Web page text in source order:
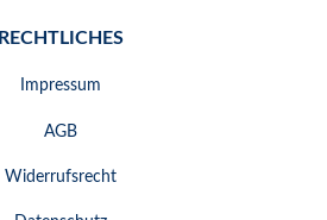
RECHTLICHES
Impressum
AGB
Widerrufsrecht